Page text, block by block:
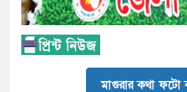
মাগুরার কথা ফটো